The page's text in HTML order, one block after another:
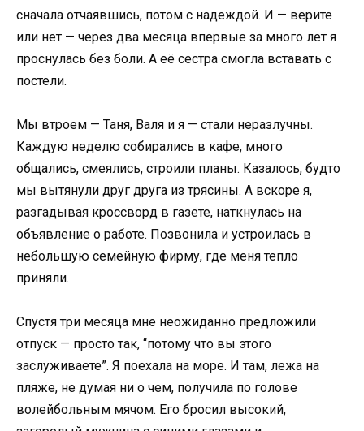
сначала отчаявшись, потом с надеждой. И — верите
или нет — через два месяца впервые за много лет я
проснулась без боли. А её сестра смогла вставать с
постели.
Мы втроем — Таня, Валя и я — стали неразлучны.
Каждую неделю собирались в кафе, много
общались, смеялись, строили планы. Казалось, будто
мы вытянули друг друга из трясины. А вскоре я,
разгадывая кроссворд в газете, наткнулась на
объявление о работе. Позвонила и устроилась в
небольшую семейную фирму, где меня тепло
приняли.
Спустя три месяца мне неожиданно предложили
отпуск — просто так, “потому что вы этого
заслуживаете”. Я поехала на море. И там, лежа на
пляже, не думая ни о чем, получила по голове
волейбольным мячом. Его бросил высокий,